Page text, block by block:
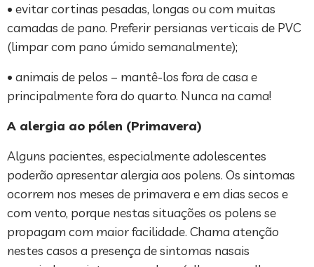
• evitar cortinas pesadas, longas ou com muitas
camadas de pano. Preferir persianas verticais de PVC
(limpar com pano úmido semanalmente);
• animais de pelos – mantê-los fora de casa e
principalmente fora do quarto. Nunca na cama!
A alergia ao pólen (Primavera)
Alguns pacientes, especialmente adolescentes
poderão apresentar alergia aos polens. Os sintomas
ocorrem nos meses de primavera e em dias secos e
com vento, porque nestas situações os polens se
propagam com maior facilidade. Chama atenção
nestes casos a presença de sintomas nasais